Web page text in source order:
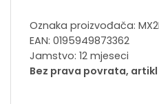
Oznaka proizvođača:
EAN: 0195949873362
Jamstvo: 12 mjeseci
Bez prava povrata,